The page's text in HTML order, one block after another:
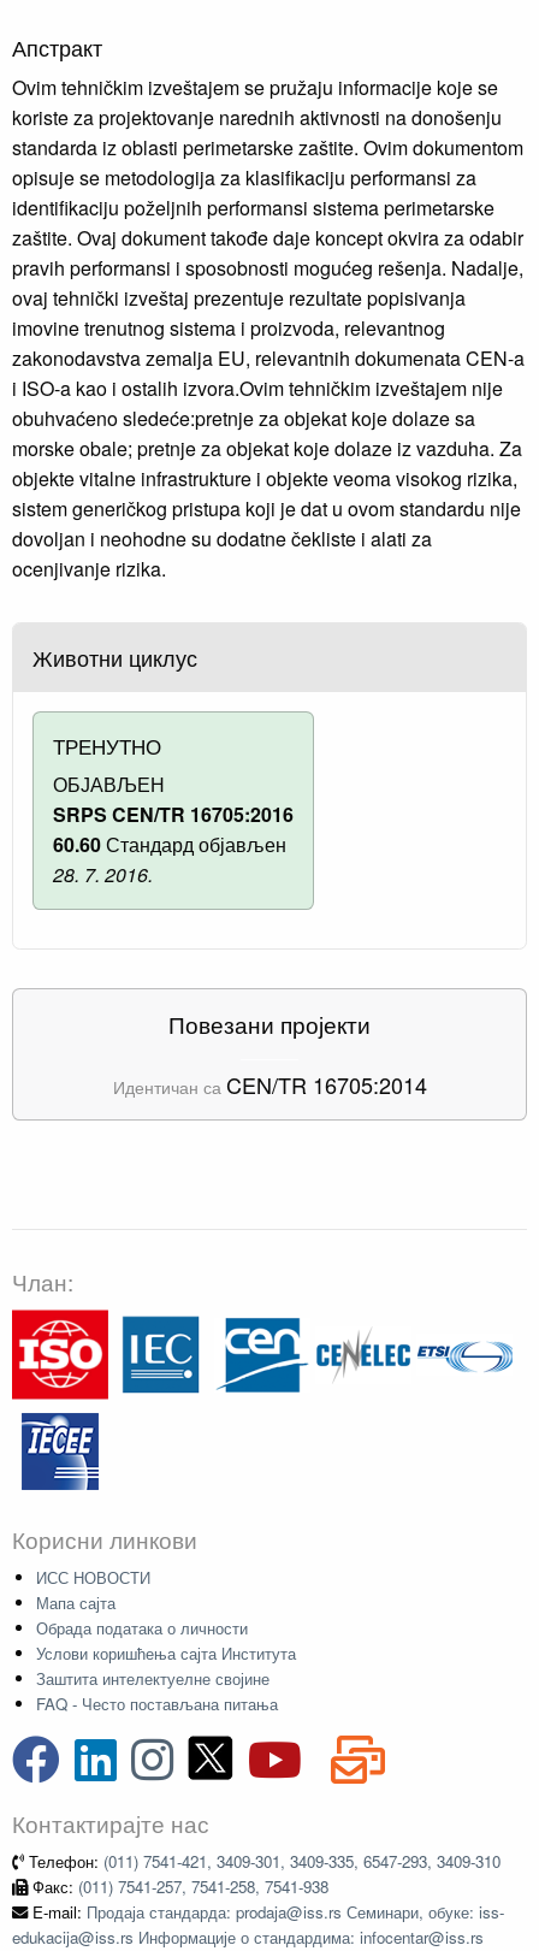
Апстракт
Ovim tehničkim izveštajem se pružaju informacije koje se
koriste za projektovanje narednih aktivnosti na donošenju
standarda iz oblasti perimetarske zaštite. Ovim dokumentom
opisuje se metodologija za klasifikaciju performansi za
identifikaciju poželjnih performansi sistema perimetarske
zaštite. Ovaj dokument takođe daje koncept okvira za odabir
pravih performansi i sposobnosti mogućeg rešenja. Nadalje,
ovaj tehnički izveštaj prezentuje rezultate popisivanja
imovine trenutnog sistema i proizvoda, relevantnog
zakonodavstva zemalja EU, relevantnih dokumenata CEN-a
i ISO-a kao i ostalih izvora.Ovim tehničkim izveštajem nije
obuhvaćeno sledeće:pretnje za objekat koje dolaze sa
morske obale; pretnje za objekat koje dolaze iz vazduha. Za
objekte vitalne infrastrukture i objekte veoma visokog rizika,
sistem generičkog pristupa koji je dat u ovom standardu nije
dovoljan i neohodne su dodatne čekliste i alati za
ocenjivanje rizika.
Животни циклус
ТРЕНУТНО
ОБЈАВЉЕН
SRPS CEN/TR 16705:2016
60.60Стандард објављен
28. 7. 2016.
Повезани пројекти
Идентичан са CEN/TR 16705:2014
Члан:
Корисни линкови
ИСС НОВОСТИ
Мапа сајта
Обрада података о личности
Услови коришћења сајта Института
Заштита интелектуелне својине
FAQ - Често постављана питања
Контактирајте нас
Телефон: (011) 7541-421, 3409-301, 3409-335, 6547-293, 3409-310
Факс: (011) 7541-257, 7541-258, 7541-938
E-mail: Продаја стандарда: prodaja@iss.rs Семинари, обуке: iss-
edukacija@iss.rs Информације о стандардима: infocentar@iss.rs